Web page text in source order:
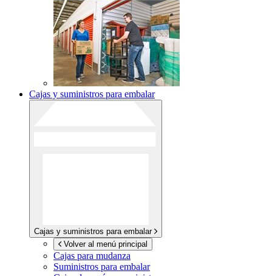
Cajas y suministros para embalar
Cajas y suministros para embalar
Volver al menú principal
Cajas para mudanza
Suministros para embalar